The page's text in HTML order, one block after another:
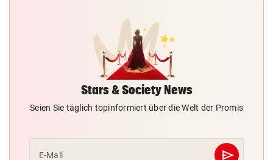
Stars & Society News
Seien Sie täglich topinformiert über die Welt der Promis
E-Mail send